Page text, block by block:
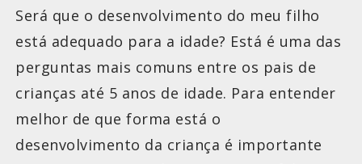
Será que o desenvolvimento do meu filho
está adequado para a idade? Está é uma das
perguntas mais comuns entre os pais de
crianças até 5 anos de idade. Para entender
melhor de que forma está o
desenvolvimento da criança é importante